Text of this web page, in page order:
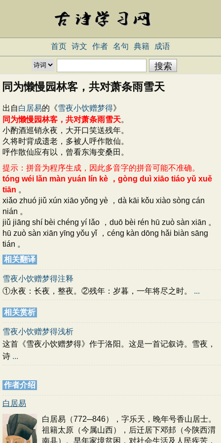
首页 诗文 作者 名句 典籍 成语
同为懒慢园林客，共对萧条雨雪天
出自白居易的《雪夜小饮赠梦得》
同为懒慢园林客，共对萧条雨雪天。
小酌酒巡销永夜，大开口笑送残年。
久将时背成遗老，多被人呼作散仙。
呼作散仙应有以，曾看东海变桑田。
提示：拼音为程序生成，因此多音字的拼音可能不准确。
tóng wéi lǎn màn yuán lín kè ，gòng duì xiāo tiáo yǔ xuě
tiān 。
xiǎo zhuó jiǔ xún xiāo yǒng yè ，dà kāi kǒu xiào sòng cán
nián 。
jiǔ jiāng shí bèi chéng yí lǎo ，duō bèi rén hū zuò sàn xiān 。
hū zuò sàn xiān yīng yǒu yǐ ，céng kàn dōng hǎi biàn sāng
tián 。
相关翻译
雪夜小饮赠梦得注释
①永夜：长夜，整夜。②残年：岁暮，一年将尽之时。 ...
相关赏析
雪夜小饮赠梦得浅析
这首《雪夜小饮赠梦得》作于洛阳。这是一首记叙诗。雪夜，
诗 ...
作者介绍
白居易
白居易（772─846），字乐天，晚年号香山居士。
祖籍太原（今属山西），后迁居下邓邽（今陕西渭
南县）。早年家境贫困，对社会生活及人民疾苦，